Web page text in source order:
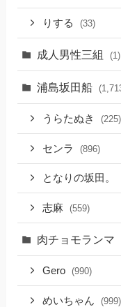
りする (33)
成人男性三組 (1)
浦島坂田船
うらたぬき (225)
センラ (896)
となりの坂田。
志麻 (559)
肉チョモランマ
Gero (990)
めいちゃん (999)